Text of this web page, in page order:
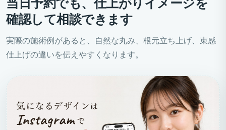
当日予約でも、仕上がりイメージを
確認して相談できます
実際の施術例があると、自然な丸み、根元立ち上げ、束感
仕上げの違いを伝えやすくなります。